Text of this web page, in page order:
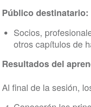
Público destinatario:
Socios,
otros capítulos de
Resultados del
Al final de la sesión,